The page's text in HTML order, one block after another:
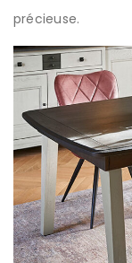
précieuse.